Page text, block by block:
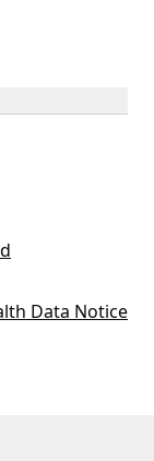
Data Notice